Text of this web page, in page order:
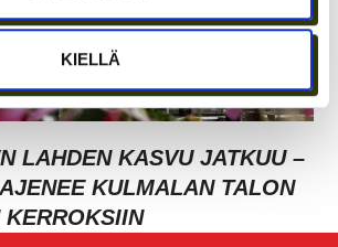
KIELLÄ
LAHDEN KASVU JATKUU –
KULMALAN TALON
KERROKSIIN